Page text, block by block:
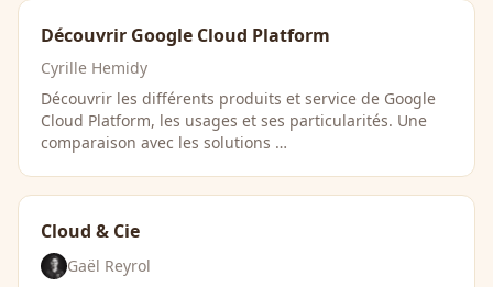
Découvrir Google Cloud Platform
Cyrille Hemidy
Découvrir les différents produits et service de Google
Cloud Platform, les usages et ses particularités. Une
comparaison avec les solutions …
Cloud & Cie
Gaël Reyrol